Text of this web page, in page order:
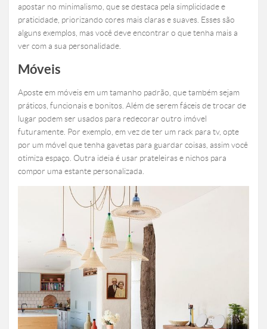
apostar no minimalismo, que se destaca pela simplicidade e
praticidade, priorizando cores mais claras e suaves. Esses são
alguns exemplos, mas você deve encontrar o que tenha mais a
ver com a sua personalidade.
Móveis
Aposte em móveis em um tamanho padrão, que também sejam
práticos, funcionais e bonitos. Além de serem fáceis de trocar de
lugar podem ser usados para redecorar outro imóvel
futuramente. Por exemplo, em vez de ter um rack para tv, opte
por um móvel que tenha gavetas para guardar coisas, assim você
otimiza espaço. Outra ideia é usar prateleiras e nichos para
compor uma estante personalizada.